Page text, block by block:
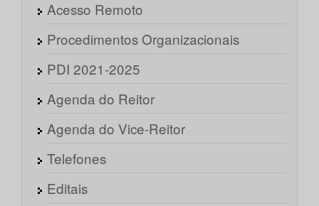
Acesso Remoto
Procedimentos Organizacionais
PDI 2021-2025
Agenda do Reitor
Agenda do Vice-Reitor
Telefones
Editais